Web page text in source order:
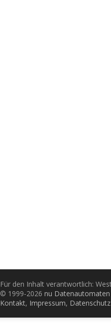
Für den Inhalt verantwortlich:
© 1999-2026 nu
Kontakt, Impressum, Datenschutz